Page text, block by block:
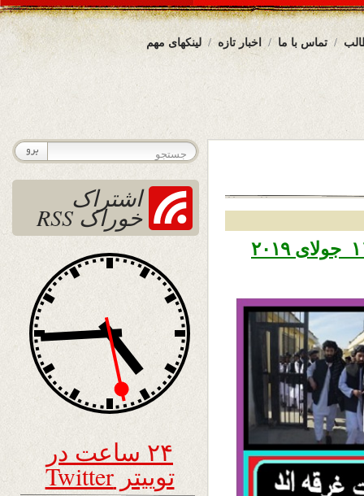
لینکهای مهم اخبار تازه تماس با ما
تاریخ نشر پنجشنبه ۲۰ سرطان ۱۳۹۸ – ۱۱ جولای ۲۰۱۹
اشتراک
خوراک RSS
۲۴ ساعت در
توییتر Twitter